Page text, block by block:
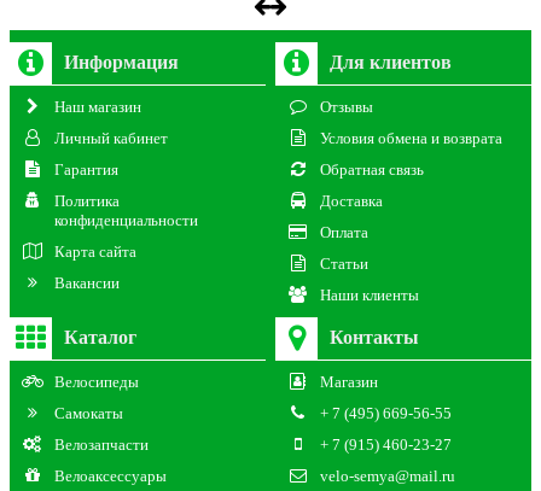
Информация
Наш магазин
Личный кабинет
Гарантия
Политика
конфиденциальности
Карта сайта
Вакансии
Для клиентов
Отзывы
Условия обмена и возврата
Обратная связь
Доставка
Оплата
Статьи
Наши клиенты
Каталог
Велосипеды
Самокаты
Велозапчасти
Велоаксессуары
Контакты
Магазин
+ 7 (495) 669-56-55
+ 7 (915) 460-23-27
velo-semya@mail.ru